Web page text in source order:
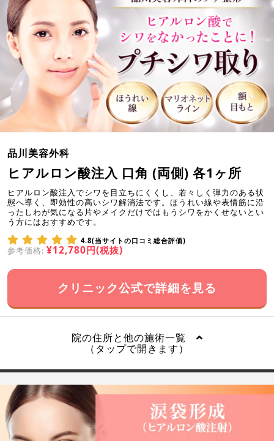
品川美容外科
ヒアルロン酸注入 口角 (両側) 各1ヶ所
ヒアルロン酸注入でシワを目立ちにくくし、若々しく弾力のある状
態へ導く、即効性の高いシワ解消法です。ほうれい線や表情筋に沿
ったしわが気になる片やメイクだけではもうシワをかくせないとい
う方にはおすすめです。
4.8(当サイトの口コミ総合評価)
参考価格: ¥12,780円(税抜)
クリニック公式で詳細を見る
院の住所と他の施術一覧
（タップで開きます）